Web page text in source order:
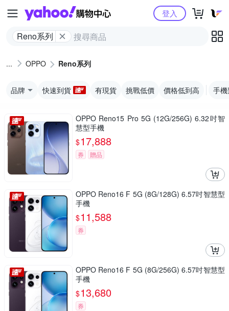
Yahoo購物中心
Reno系列
登入
OPPO Reno系列
品牌 快速到貨 有現貨 挑戰低價 價格低到高 手
OPPO Reno15 Pro 5G (12G/256G) 6.32吋智
慧型手機
$17,888
券 贈品
OPPO Reno16 F 5G (8G/128G) 6.57吋智慧型
手機
$11,588
券
OPPO Reno16 F 5G (8G/256G) 6.57吋智慧型
手機
$13,680
券